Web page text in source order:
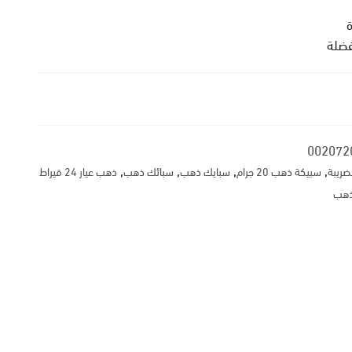
, سبيكة ذهب 20 جرام , سبايك ذهب, سبائك ذهب, ذهب عيار 24 قيراط